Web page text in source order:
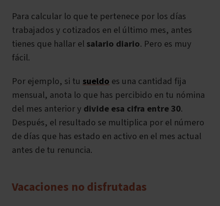
Para calcular lo que te pertenece por los días
trabajados y cotizados en el último mes, antes
tienes que hallar el salario diario. Pero es muy
fácil.
Por ejemplo, si tu sueldoes una cantidad fija
mensual, anota lo que has percibido en tu nómina
del mes anterior y divide esa cifra entre 30.
Después, el resultado se multiplica por el número
de días que has estado en activo en el mes actual
antes de tu renuncia.
Vacaciones no disfrutadas